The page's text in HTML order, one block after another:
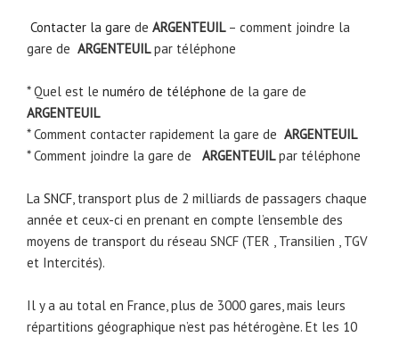
Contacter la gare de ARGENTEUIL– comment joindre la
gare de ARGENTEUILpar téléphone
* Quel est le numéro de téléphone de la gare de
ARGENTEUIL
* Comment contacter rapidement la gare de ARGENTEUIL
* Comment joindre la gare de
ARGENTEUILpar téléphone
La SNCF, transport plus de 2 milliards de passagers chaque
année et ceux-ci en prenant en compte l’ensemble des
moyens de transport du réseau SNCF (TER , Transilien , TGV
et Intercités).
Il y a au total en France, plus de 3000 gares, mais leurs
répartitions géographique n’est pas hétérogène. Et les 10